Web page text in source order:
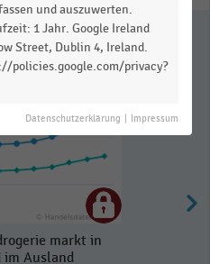
markt in
im Ausland
und auszuwerten.
1 Jahr. Google Ireland
Street, Dublin 4, Ireland.
policies.google.com/privacy?
Datenschutzerklärung Impressum